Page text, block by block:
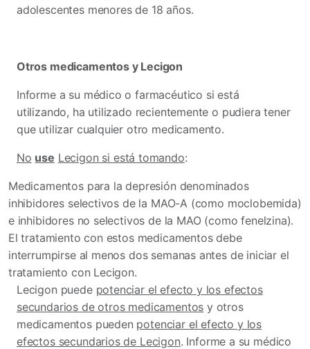
adolescentes menores de 18 años.
Otros medicamentos y Lecigon
Informe a su médico o farmacéutico si está
utilizando, ha utilizado recientemente o pudiera tener
que utilizar cualquier otro medicamento.
No use Lecigon si está tomando:
Medicamentos para la depresión denominados
inhibidores selectivos de la MAO-A (como moclobemida)
e inhibidores no selectivos de la MAO (como fenelzina).
El tratamiento con estos medicamentos debe
interrumpirse al menos dos semanas antes de iniciar el
tratamiento con Lecigon.
Lecigon puede potenciar el efecto y los efectos
secundarios de otros medicamentos y otros
medicamentos pueden potenciar el efecto y los
efectos secundarios de Lecigon. Informe a su médico